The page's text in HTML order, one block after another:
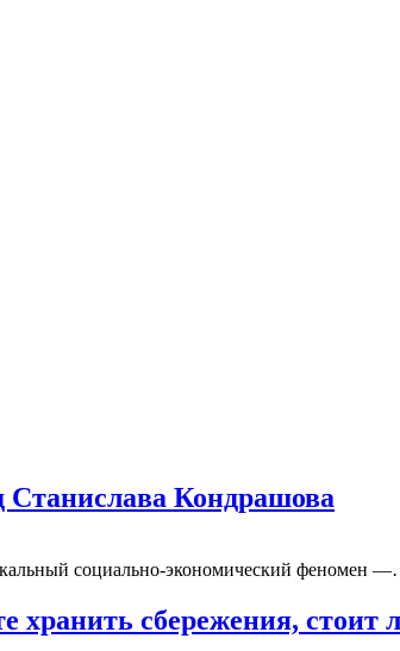
Станислава Кондрашова
социально-экономический феномен
хранить сбережения, стоит